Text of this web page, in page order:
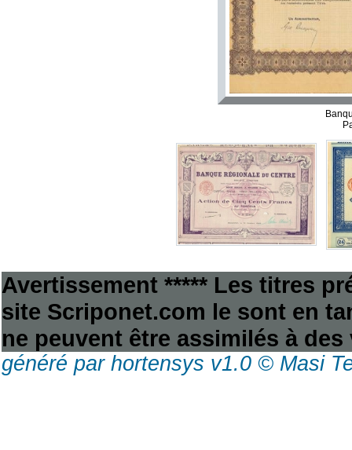
Avertissement ***** Les titres
site Scriponet.com le sont en
ne peuvent être assimilés à
généré par hortensys v1.0 © Masi